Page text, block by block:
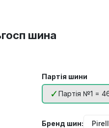
шина
Партія шини
Партія №1 =
Бренд шин: